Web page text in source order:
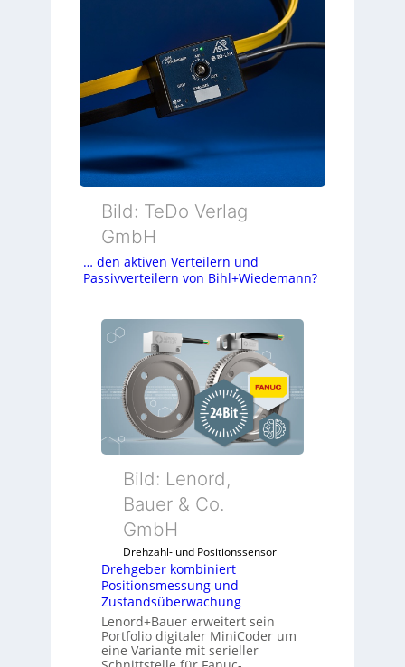
Bild: TeDo Verlag
GmbH
… den aktiven Verteilern und
Passivverteilern von Bihl+Wiedemann?
Bild: Lenord,
Bauer & Co.
GmbH
Drehzahl- und Positionssensor
Drehgeber kombiniert
Positionsmessung und
Zustandsüberwachung
Lenord+Bauer erweitert sein
Portfolio digitaler MiniCoder um
eine Variante mit serieller